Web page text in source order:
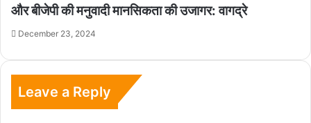
और बीजेपी की मनुवादी मानसिकता की उजागर: वागद्रे
December 23, 2024
Leave a Reply